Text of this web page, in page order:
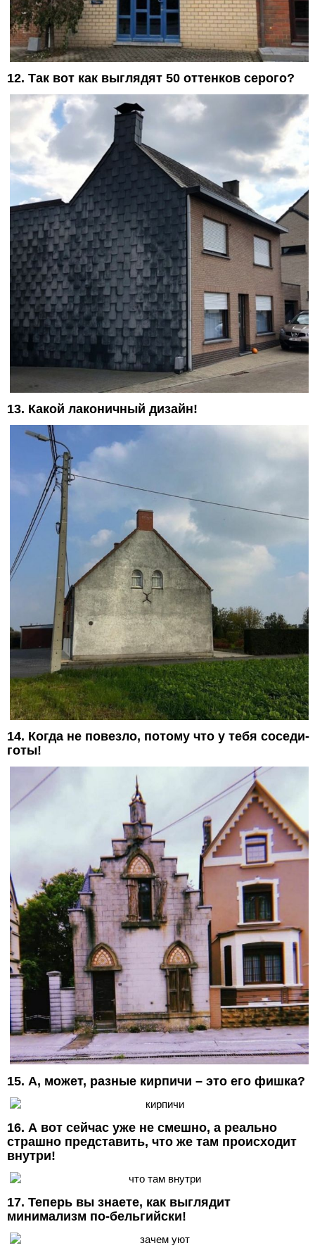
12. Так вот как выглядят 50 оттенков серого?
13. Какой лаконичный дизайн!
14. Когда не повезло, потому что у тебя соседи-
готы!
15. А, может, разные кирпичи – это его фишка?
16. А вот сейчас уже не смешно, а реально
страшно представить, что же там происходит
внутри!
17. Теперь вы знаете, как выглядит
минимализм по-бельгийски!